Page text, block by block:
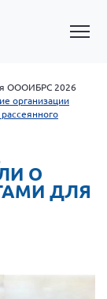
ОООИБРС 2026
организации
О
ДЛЯ